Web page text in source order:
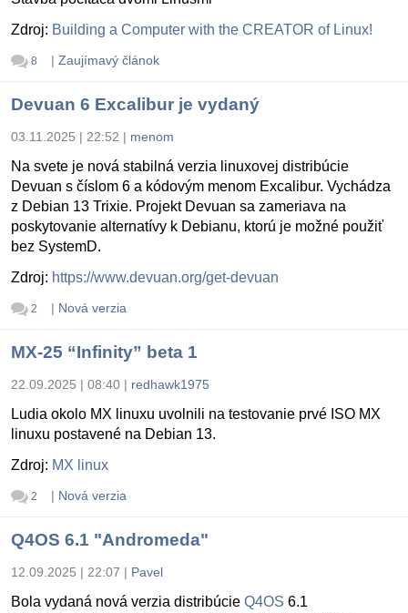
Zdroj: Building a Computer with the CREATOR of Linux!
8 | Zaujímavý článok
Devuan 6 Excalibur je vydaný
03.11.2025 | 22:52 | menom
Na svete je nová stabilná verzia linuxovej distribúcie
Devuan s číslom 6 a kódovým menom Excalibur. Vychádza
z Debian 13 Trixie. Projekt Devuan sa zameriava na
poskytovanie alternatívy k Debianu, ktorú je možné použiť
bez SystemD.
Zdroj: https://www.devuan.org/get-devuan
2 | Nová verzia
MX-25 “Infinity” beta 1
22.09.2025 | 08:40 | redhawk1975
Ludia okolo MX linuxu uvolnili na testovanie prvé ISO MX
linuxu postavené na Debian 13.
Zdroj: MX linux
2 | Nová verzia
Q4OS 6.1 "Andromeda"
12.09.2025 | 22:07 | Pavel
Bola vydaná nová verzia distribúcie Q4OS 6.1